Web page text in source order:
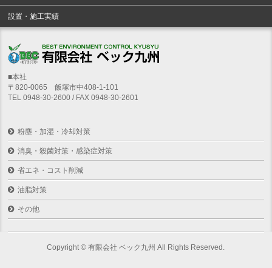
設置・施工実績
■本社
〒820-0065 飯塚市中408-1-101
TEL 0948-30-2600 / FAX 0948-30-2601
粉塵・加湿・冷却対策
消臭・殺菌対策・感染症対策
省エネ・コスト削減
油脂対策
その他
Copyright ©有限会社 ベック九州 All Rights Reserved.